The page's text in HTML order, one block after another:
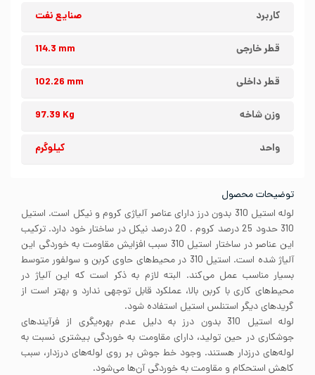
کاربرد صنایع نفت
قطر خارجی 114.3 mm
قطر داخلی 102.26 mm
وزن شاخه 97.39 Kg
واحد کیلوگرم
توضیحات محصول
لوله استیل 310 بدون درز دارای عناصر آلیاژی کروم و نیکل است. استیل
310 حدود 25 درصد کروم . 20 درصد نیکل در ساختار خود دارد. ترکیب
این عناصر در ساختار استیل 310 سبب افزایش مقاومت به خوردگی این
آلیاژ شده است. استیل 310 در محیط‌های حاوی کربن و سولفور متوسط
بسیار مناسب عمل می‌کند. البته لازم به ذکر است که این آلیاژ در
محیط‌های کاری با کربن بالا، عملکرد قابل توجهی ندارد و بهتر است از
گریدهای دیگر استنلس استیل استفاده شود.
لوله استیل 310 بدون درز به دلیل عدم بهره‌یگری از فرآیندهای
جوشکاری در حین تولید، دارای مقاومت به خوردگی بیشتری نسبت به
لوله‌های درزدار هستند. وجود خط جوش بر روی لوله‌های درزدار، سبب
کاهش استحکام و مقاومت به خوردگی آن‌ها می‌شود.